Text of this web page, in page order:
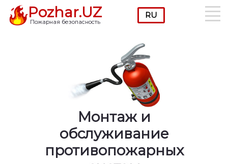
Pozhar.UZ
Пожарная безопасность
Монтаж и
обслуживание
противопожарных